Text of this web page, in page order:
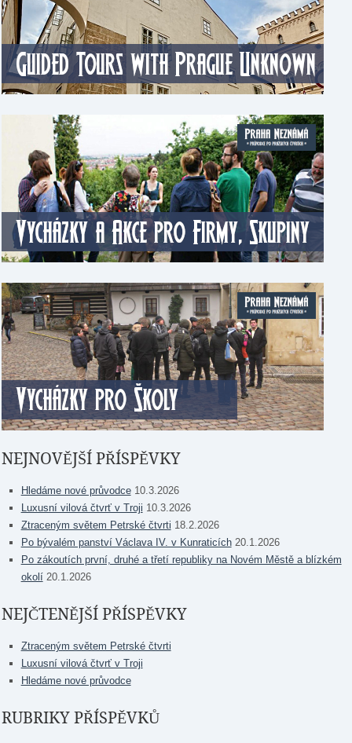
NEJNOVĚJŠÍ PŘÍSPĚVKY
Hledáme nové průvodce 10.3.2026
Luxusní vilová čtvrť v Troji 10.3.2026
Ztraceným světem Petrské čtvrti 18.2.2026
Po bývalém panství Václava IV. v Kunraticích 20.1.2026
Po zákoutích první, druhé a třetí republiky na Novém Městě a blízkém
okolí 20.1.2026
NEJČTENĚJŠÍ PŘÍSPĚVKY
Ztraceným světem Petrské čtvrti
Luxusní vilová čtvrť v Troji
Hledáme nové průvodce
RUBRIKY PŘÍSPĚVKŮ